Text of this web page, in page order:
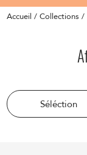
Accueil / Collections /
Séléction